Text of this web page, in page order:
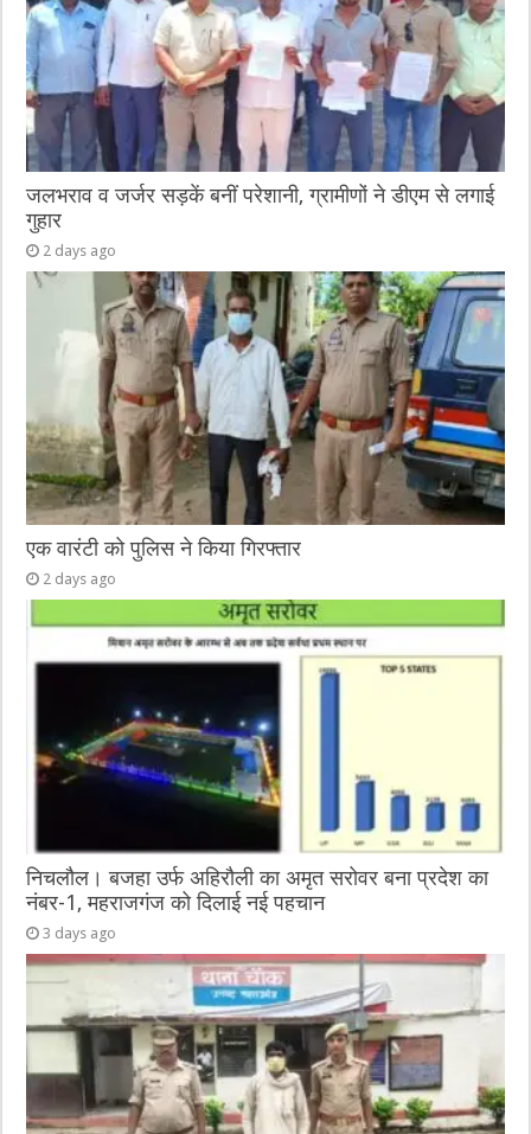
जलभराव व जर्जर सड़कें बनीं परेशानी, ग्रामीणों ने डीएम से लगाई
गुहार
2 days ago
एक वारंटी को पुलिस ने किया गिरफ्तार
2 days ago
निचलौल। बजहा उर्फ अहिरौली का अमृत सरोवर बना प्रदेश का
नंबर-1, महराजगंज को दिलाई नई पहचान
3 days ago